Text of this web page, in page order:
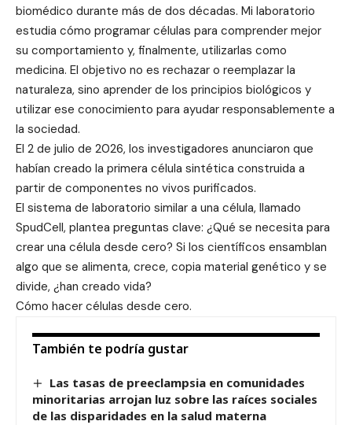
biomédico durante más de dos décadas. Mi laboratorio
estudia cómo programar células para comprender mejor
su comportamiento y, finalmente, utilizarlas como
medicina. El objetivo no es rechazar o reemplazar la
naturaleza, sino aprender de los principios biológicos y
utilizar ese conocimiento para ayudar responsablemente a
la sociedad.
El 2 de julio de 2026, los investigadores anunciaron que
habían creado la primera célula sintética construida a
partir de componentes no vivos purificados.
El sistema de laboratorio similar a una célula, llamado
SpudCell, plantea preguntas clave: ¿Qué se necesita para
crear una célula desde cero? Si los científicos ensamblan
algo que se alimenta, crece, copia material genético y se
divide, ¿han creado vida?
Cómo hacer células desde cero.
También te podría gustar
Las tasas de preeclampsia en comunidades
minoritarias arrojan luz sobre las raíces sociales
de las disparidades en la salud materna